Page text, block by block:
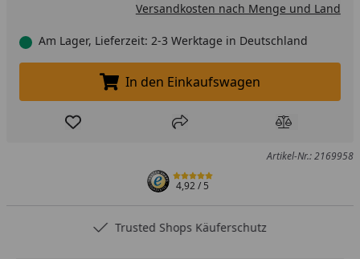
Versandkosten nach Menge und Land
Am Lager, Lieferzeit: 2-3 Werktage in Deutschland
In den Einkaufswagen legen
In den Einkaufswagen
Produkt zur Wunschliste hinzufügen
Teilen Produkt
Artikel-Nr.: 2169958
4,92/ 5
Trusted Shops Käuferschutz